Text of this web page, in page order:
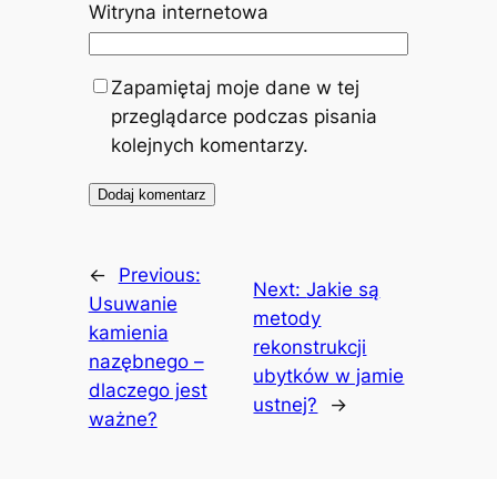
Witryna internetowa
Zapamiętaj moje dane w tej
przeglądarce podczas pisania
kolejnych komentarzy.
←
Previous:
Usuwanie
kamienia
nazębnego –
dlaczego jest
ważne?
Next:Jakie są
metody
rekonstrukcji
ubytków w jamie
ustnej?
→